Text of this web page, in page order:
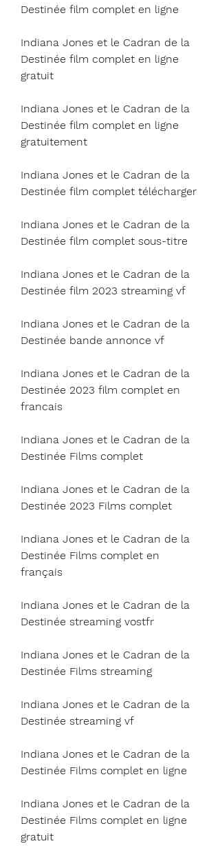
Destinée film complet en ligne
Indiana Jones et le Cadran de la
Destinée film complet en ligne
gratuit
Indiana Jones et le Cadran de la
Destinée film complet en ligne
gratuitement
Indiana Jones et le Cadran de la
Destinée film complet télécharger
Indiana Jones et le Cadran de la
Destinée film complet sous-titre
Indiana Jones et le Cadran de la
Destinée film 2023 streaming vf
Indiana Jones et le Cadran de la
Destinée bande annonce vf
Indiana Jones et le Cadran de la
Destinée 2023 film complet en
francais
Indiana Jones et le Cadran de la
Destinée Films complet
Indiana Jones et le Cadran de la
Destinée 2023 Films complet
Indiana Jones et le Cadran de la
Destinée Films complet en
français
Indiana Jones et le Cadran de la
Destinée streaming vostfr
Indiana Jones et le Cadran de la
Destinée Films streaming
Indiana Jones et le Cadran de la
Destinée streaming vf
Indiana Jones et le Cadran de la
Destinée Films complet en ligne
Indiana Jones et le Cadran de la
Destinée Films complet en ligne
gratuit